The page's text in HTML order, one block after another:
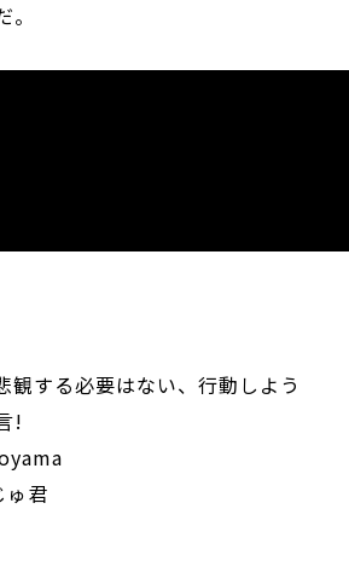
観する必要はない、行動しよう
!
ゅ君